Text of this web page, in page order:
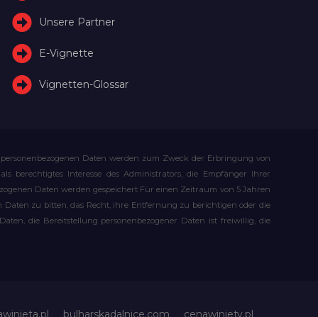
Unsere Partner
E-Vignette
Vignetten-Glossar
Daten werden zum Zweck der Erbringung von
berechtigtes Interesse des Administrators, die Empfänger Ihrer
Daten werden gespeichert Für einen Zeitraum von 5 Jahren
Daten zu bitten, das Recht, ihre Entfernung zu berichtigen oder die
die Bereitstellung personenbezogener Daten ist freiwillig, die
bulharskadalnice.com cenawiniety.pl